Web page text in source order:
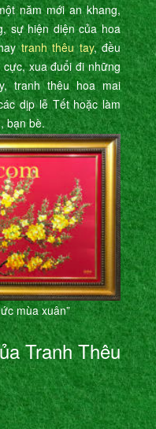
năm mới an khang,
sự hiện diện của hoa
tranh thêu tay, đều
xua đuổi đi những
tranh thêu hoa mai
dịp lễ Tết hoặc làm
bạn bè.
mùa xuân”
Tranh Thêu